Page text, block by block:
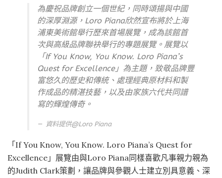
為慶祝品牌創立一個世紀，同時頌揚與中國
的深厚淵源，Loro Piana欣然宣布將於上海
浦東美術館舉行歷來首場展覽，成為該館首
次與高級品牌聯袂舉行的專題展覽。展覽以
「If You Know, You Know. Loro Piana’s
Quest for Excellence」為主題，致敬品牌豐
富悠久的歷史和傳統、處理經典原材料和製
作成品的精湛技藝，以及由家族六代共同譜
寫的輝煌傳奇。
資料提供@Loro Piana
「If You Know, You Know. Loro Piana’s Quest for
Excellence」展覽由與Loro Piana同樣喜歡凡事親力親為
的Judith Clark策劃，讓品牌與參觀人士建立別具意義、深